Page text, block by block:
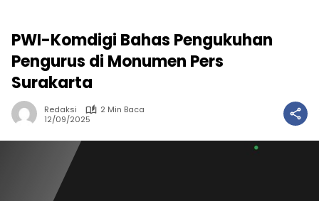
PWI-Komdigi Bahas Pengukuhan
Pengurus di Monumen Pers
Surakarta
Redaksi
2 Min Baca
12/09/2025